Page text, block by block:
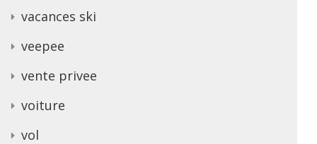
vacances ski
veepee
vente privee
voiture
vol